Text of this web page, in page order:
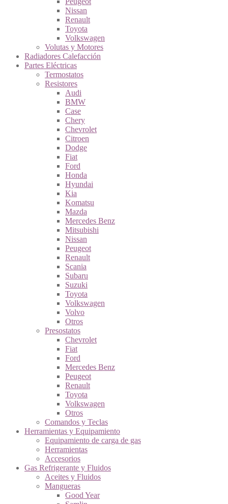
Nissan
Renault
Toyota
Volkswagen
Volutas y Motores
Radiadores Calefacción
Partes Eléctricas
Termostatos
Resistores
Audi
BMW
Case
Chery
Chevrolet
Citroen
Dodge
Fiat
Ford
Honda
Hyundai
Kia
Komatsu
Mazda
Mercedes Benz
Mitsubishi
Nissan
Peugeot
Renault
Scania
Subaru
Suzuki
Toyota
Volkswagen
Volvo
Otros
Presostatos
Chevrolet
Fiat
Ford
Mercedes Benz
Peugeot
Renault
Toyota
Volkswagen
Otros
Comandos y Teclas
Herramientas y Equipamiento
Equipamiento de carga de gas
Herramientas
Accesorios
Gas Refrigerante y Fluidos
Aceites y Fluidos
Mangueras
Good Year